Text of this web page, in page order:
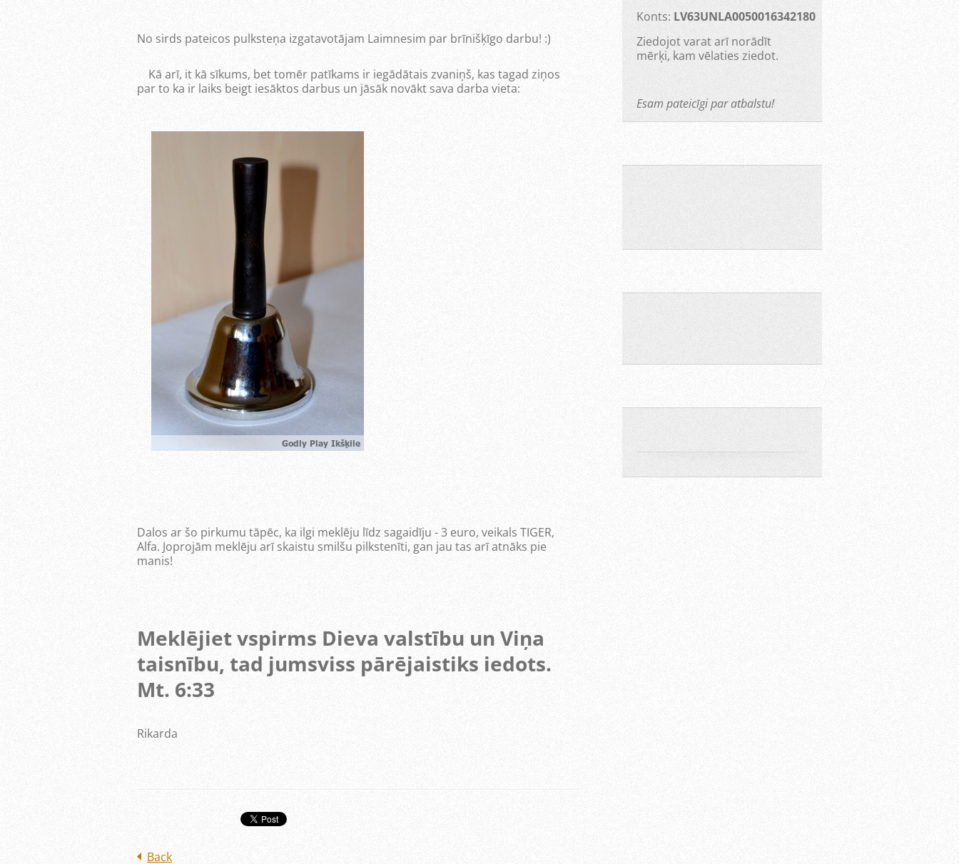
No sirds pateicos pulksteņa izgatavotājam Laimnesim par brīnišķīgo darbu! :)
Kā arī, it kā sīkums, bet tomēr patīkams ir iegādātais zvaniņš, kas tagad ziņos
par to ka ir laiks beigt iesāktos darbus un jāsāk novākt sava darba vieta:
Dalos ar šo pirkumu tāpēc, ka ilgi meklēju līdz sagaidīju - 3 euro, veikals TIGER,
Alfa. Joprojām meklēju arī skaistu smilšu pilkstenīti, gan jau tas arī atnāks pie
manis!
Meklējiet vspirms Dieva valstību un Viņa
taisnību, tad jumsviss pārējaistiks iedots.
Mt. 6:33
Rikarda
Back
Konts: LV63UNLA0050016342180
Ziedojot varat arī norādīt
mērķi, kam vēlaties ziedot.
Esam pateicīgi par atbalstu!